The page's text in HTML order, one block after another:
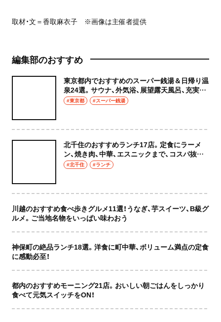
取材・文＝香取麻衣子 ※画像は主催者提供
編集部のおすすめ
東京都内でおすすめのスーパー銭湯＆日帰り温
泉24選。サウナ、外気浴、展望露天風呂、充実の
癒やし空間へ
#東京都 #スーパー銭湯
北千住のおすすめランチ17店。定食にラーメ
ン、焼き肉、中華、エスニックまで、コスパ抜群
な店もおしゃれな店も網羅してご紹介！
#北千住 #ランチ
川越のおすすめ食べ歩きグルメ11選！うなぎ、芋スイーツ、B級グ
ルメ。ご当地名物をいっぱい味わおう
神保町の絶品ランチ18選。洋食に町中華、ボリューム満点の定食
に感動必至！
都内のおすすめモーニング21店。おいしい朝ごはんをしっかり
食べて元気スイッチをON！